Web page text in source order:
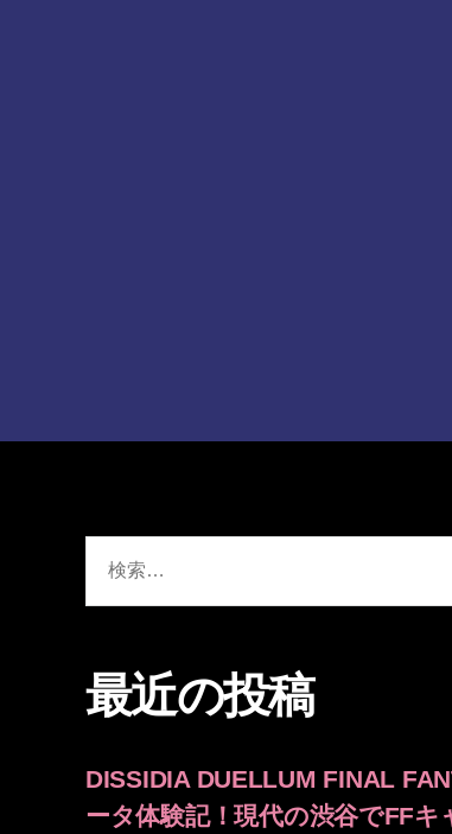
最近の投稿
DISSIDIA DUELLUM FINAL
ータ体験記！現代の渋谷でFFキ